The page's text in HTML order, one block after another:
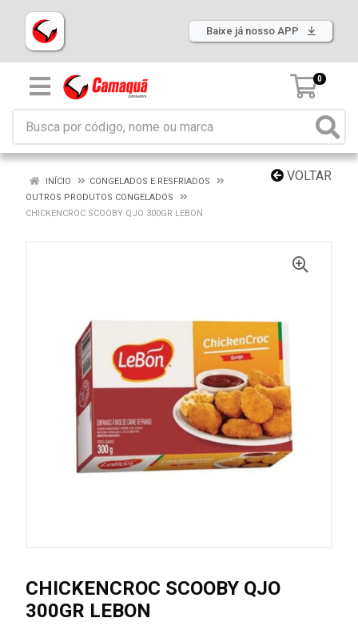
Baixe já nosso APP
0
VOLTAR
INÍCIO
CONGELADOS E RESFRIADOS
OUTROS PRODUTOS CONGELADOS
CHICKENCROC SCOOBY QJO 300GR LEBON
CHICKENCROC SCOOBY QJO
300GR LEBON